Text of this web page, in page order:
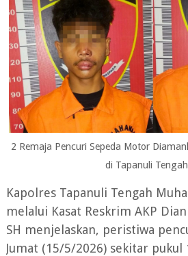
2 Remaja Pencuri Sepeda Motor
di Tapanuli
Kapolres Tapanuli Tengah
melalui Kasat Reskrim AKP
SH menjelaskan, peristiwa
Jumat (15/5/2026) sekitar pukul